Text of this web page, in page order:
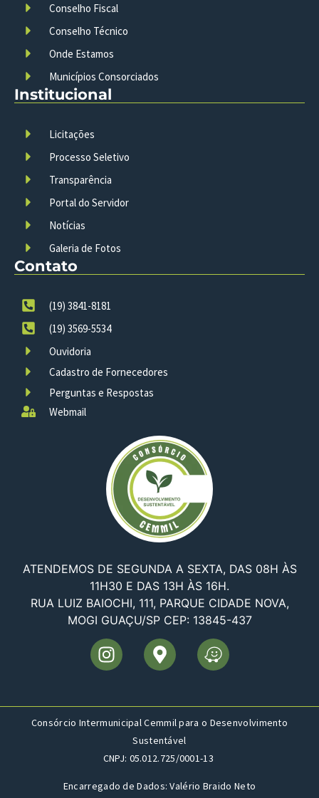
ATENDEMOS DE SEGUNDA A SEXTA, DAS 08H ÀS
11H30 E DAS 13H ÀS 16H.
RUA LUIZ BAIOCHI, 111, PARQUE CIDADE NOVA,
MOGI GUAÇU/SP CEP: 13845-437
Conselho Fiscal
Conselho Técnico
Onde Estamos
Municípios Consorciados
Institucional
Licitações
Processo Seletivo
Transparência
Portal do Servidor
Notícias
Galeria de Fotos
Contato
(19) 3841-8181
(19) 3569-5534
Ouvidoria
Cadastro de Fornecedores
Perguntas e Respostas
Webmail
Consórcio Intermunicipal Cemmil para o Desenvolvimento
Sustentável
CNPJ: 05.012.725/0001-13
Encarregado de Dados: Valério Braido Neto